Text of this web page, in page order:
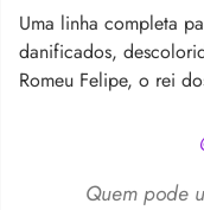
Uma linha completa
danificados,
Romeu Felipe, o rei
Quem pode